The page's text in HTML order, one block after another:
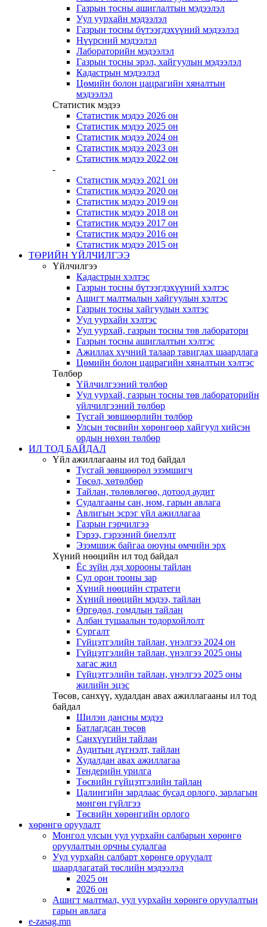
Газрын тосны ашиглалтын мэдээлэл
Уул уурхайн мэдээлэл
Газрын тосны бүтээгдэхүүний мэдээлэл
Нүүрсний мэдээлэл
Лабораторийн мэдээлэл
Газрын тосны эрэл, хайгуулын мэдээлэл
Кадастрын мэдээлэл
Цөмийн болон цацрагийн хяналтын
мэдээлэл
Статистик мэдээ
Статистик мэдээ 2026 он
Статистик мэдээ 2025 он
Статистик мэдээ 2024 он
Статистик мэдээ 2023 он
Статистик мэдээ 2022 он
-
Статистик мэдээ 2021 он
Статистик мэдээ 2020 он
Статистик мэдээ 2019 он
Статистик мэдээ 2018 он
Статистик мэдээ 2017 он
Статистик мэдээ 2016 он
Статистик мэдээ 2015 он
ТӨРИЙН ҮЙЛЧИЛГЭЭ
Үйлчилгээ
Кадастрын хэлтэс
Газрын тосны бүтээгдэхүүний хэлтэс
Ашигт малтмалын хайгуулын хэлтэс
Газрын тосны хайгуулын хэлтэс
Уул уурхайн хэлтэс
Уул уурхай, газрын тосны төв лаборатори
Газрын тосны ашиглалтын хэлтэс
Ажиллах хүчний талаар тавигдах шаардлага
Цөмийн болон цацрагийн хяналтын хэлтэс
Төлбөр
Үйлчилгээний төлбөр
Уул уурхай, газрын тосны төв лабораторийн
үйлчилгээний төлбөр
Тусгай зөвшөөрлийн төлбөр
Улсын төсвийн хөрөнгөөр хайгуул хийсэн
ордын нөхөн төлбөр
ИЛ ТОД БАЙДАЛ
Үйл ажиллагааны ил тод байдал
Тусгай зөвшөөрөл эзэмшигч
Төсөл, хөтөлбөр
Тайлан, төлөвлөгөө, дотоод аудит
Судалгааны сан, ном, гарын авлага
Авлигын эсрэг үйл ажиллагаа
Газрын гэрчилгээ
Гэрээ, гэрээний биелэлт
Эзэмшиж байгаа оюуны өмчийн эрх
Хүний нөөцийн ил тод байдал
Ёс зүйн дэд хорооны тайлан
Сул орон тооны зар
Хүний нөөцийн стратеги
Хүний нөөцийн мэдээ, тайлан
Өргөдөл, гомдлын тайлан
Албан тушаалын тодорхойлолт
Сургалт
Гүйцэтгэлийн тайлан, үнэлгээ 2024 он
Гүйцэтгэлийн тайлан, үнэлгээ 2025 оны
хагас жил
Гүйцэтгэлийн тайлан, үнэлгээ 2025 оны
жилийн эцэс
Төсөв, санхүү, худалдан авах ажиллагааны ил тод
байдал
Шилэн дансны мэдээ
Батлагдсан төсөв
Санхүүгийн тайлан
Аудитын дүгнэлт, тайлан
Худалдан авах ажиллагаа
Тендерийн урилга
Төсвийн гүйцэтгэлийн тайлан
Цалингийн зардлаас бусад орлого, зарлагын
мөнгөн гүйлгээ
Төсвийн хөрөнгийн орлого
хөрөнгө оруулалт
Монгол улсын уул уурхайн салбарын хөрөнгө
оруулалтын орчны судалгаа
Уул уурхайн салбарт хөрөнгө оруулалт
шаардлагатай төслийн мэдээлэл
2025 он
2026 он
Ашигт малтмал, уул уурхайн хөрөнгө оруулалтын
гарын авлага
e-zasag.mn